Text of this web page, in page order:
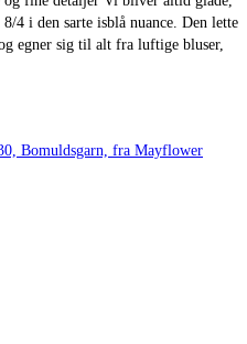
4 i den sarte isblå nuance. Den lette
egner sig til alt fra luftige bluser,